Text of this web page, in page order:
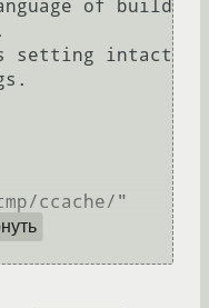
of build
setting intact
ccache/"